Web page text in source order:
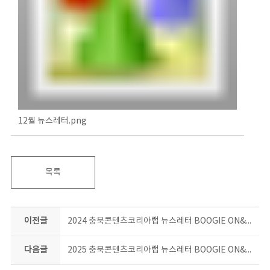
12월 뉴스레터.png
목록
이전글 2024 충북콘텐츠코리아랩 뉴스레터 BOOGIE ON&ON 11월호
다음글 2025 충북콘텐츠코리아랩 뉴스레터 BOOGIE ON&ON 4월호